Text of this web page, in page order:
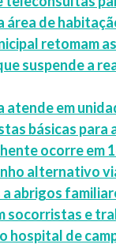
de
retomam
suspende a
em
básicas
ocorre em
alternativo
abrigos
socorristas e
hospital de